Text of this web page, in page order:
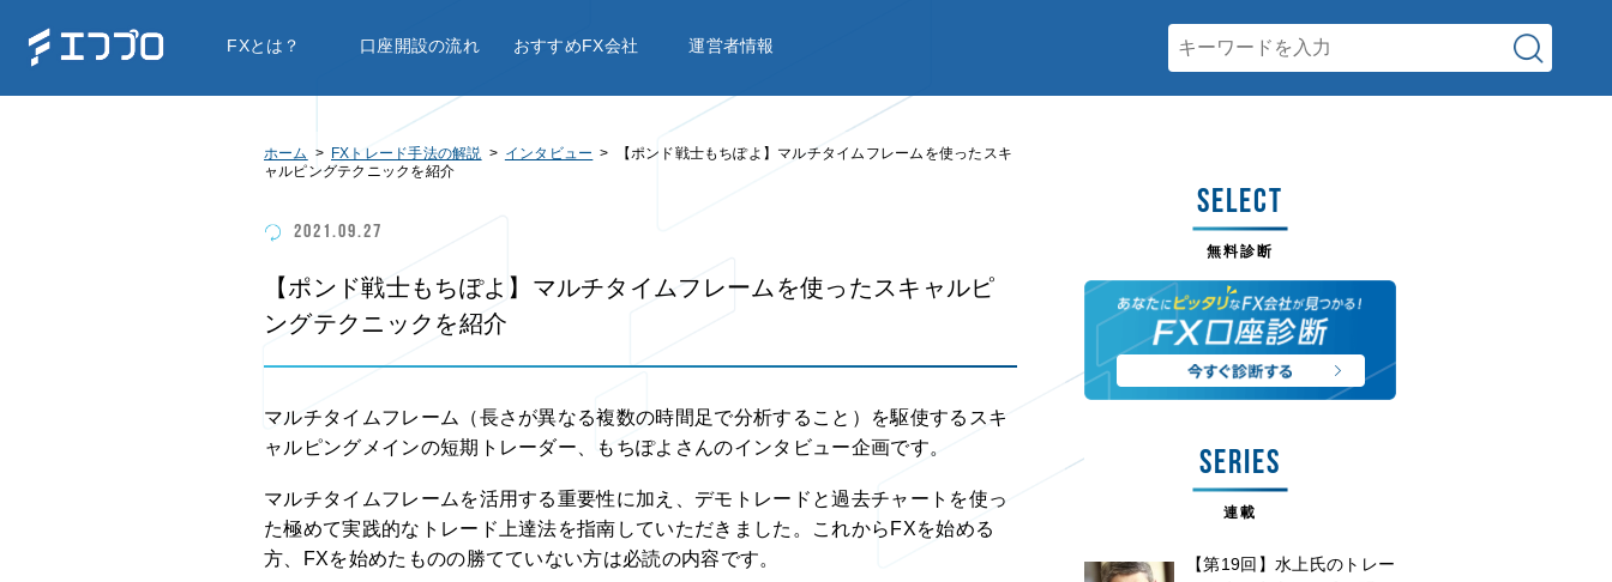
FXとは？ 口座開設の流れ おすすめFX会社 運営者情報
ホーム FXトレード手法の解説 インタビュー
【ポンド戦士もちぽよ】マルチタイムフレームを使ったスキ
ャルピングテクニックを紹介
2021.09.27
【ポンド戦士もちぽよ】マルチタイムフレームを使ったスキャルピ
ングテクニックを紹介
マルチタイムフレーム（長さが異なる複数の時間足で分析すること）を駆使するスキ
ャルピングメインの短期トレーダー、もちぽよさんのインタビュー企画です。
マルチタイムフレームを活用する重要性に加え、デモトレードと過去チャートを使っ
た極めて実践的なトレード上達法を指南していただきました。これからFXを始める
方、FXを始めたものの勝てていない方は必読の内容です。
SELECT
無料診断
SERIES
連載
【第19回】水上氏のトレー